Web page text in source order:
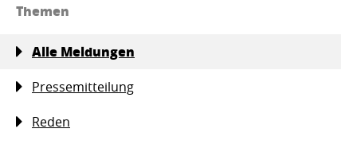
Themen
Alle Meldungen
Pressemitteilung
Reden